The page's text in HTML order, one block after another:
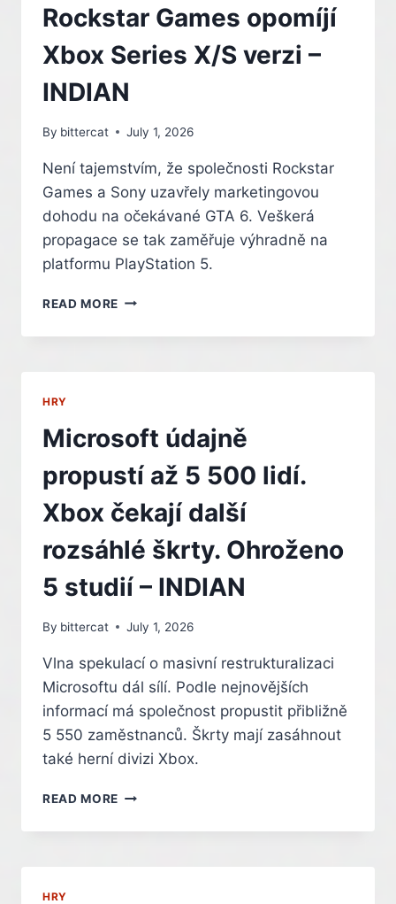
INVESTICE
Rockstar Games opomíjí
Xbox Series X/S verzi –
INDIAN
By bittercat July 1, 2026
Není tajemstvím, že společnosti Rockstar
Games a Sony uzavřely marketingovou
dohodu na očekávané GTA 6. Veškerá
propagace se tak zaměřuje výhradně na
platformu PlayStation 5.
READ MORE NEJLEPŠÍ
PRO
PLAYSTATION
5.
ROCKSTAR
GAMES
OPOMÍJÍ
XBOX
SERIES
X/S
VERZI
–
HRY
Microsoft údajně
propustí až 5 500 lidí.
Xbox čekají další
rozsáhlé škrty. Ohroženo
5 studií – INDIAN
By bittercat July 1, 2026
Vlna spekulací o masivní restrukturalizaci
Microsoftu dál sílí. Podle nejnovějších
informací má společnost propustit přibližně
5 550 zaměstnanců. Škrty mají zasáhnout
také herní divizi Xbox.
READ MORE MICROSOFT
PROPUSTÍ
HRY